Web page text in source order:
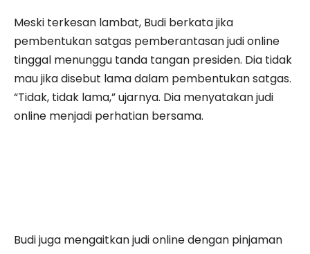
Meski terkesan lambat, Budi berkata jika
pembentukan satgas pemberantasan judi online
tinggal menunggu tanda tangan presiden. Dia tidak
mau jika disebut lama dalam pembentukan satgas.
“Tidak, tidak lama,” ujarnya. Dia menyatakan judi
online menjadi perhatian bersama.
Budi juga mengaitkan judi online dengan pinjaman